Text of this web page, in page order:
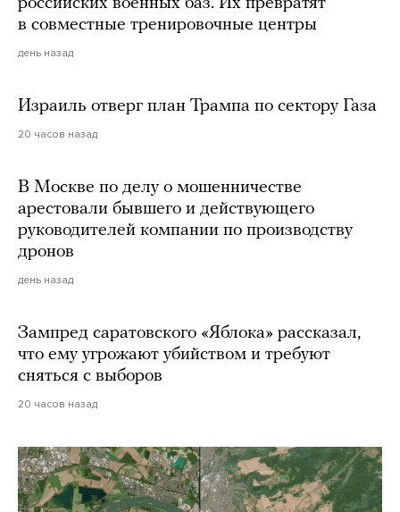
российских военных баз. Их превратят
в совместные тренировочные центры
день назад
Израиль отверг план Трампа по сектору Газа
20 часов назад
В Москве по делу о мошенничестве
арестовали бывшего и действующего
руководителей компании по производству
дронов
день назад
Зампред саратовского «Яблока» рассказал,
что ему угрожают убийством и требуют
сняться с выборов
20 часов назад